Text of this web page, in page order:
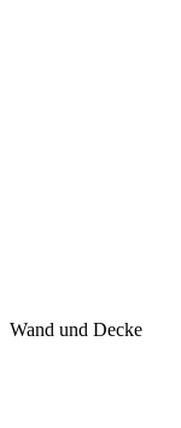
Wand und Decke